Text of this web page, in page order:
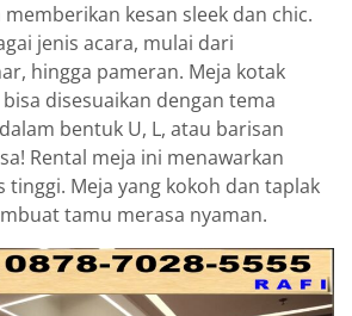
kesan sleek dan chic.
jenis acara, mulai dari
hingga pameran. Meja kotak
disesuaikan dengan tema
bentuk U, L, atau barisan
Rental meja ini menawarkan
Meja yang kokoh dan taplak
tamu merasa nyaman.